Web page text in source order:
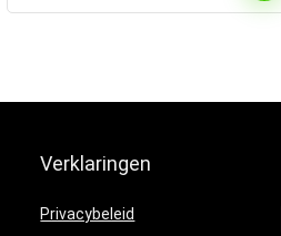
Verklaringen
Privacybeleid